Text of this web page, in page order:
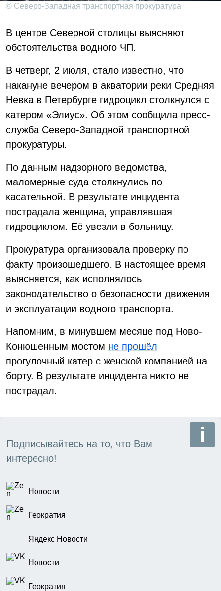
© Северо-Западная транспортная прокуратура
В центре Северной столицы выясняют
обстоятельства водного ЧП.
В четверг, 2 июля, стало известно, что
накануне вечером в акватории реки Средняя
Невка в Петербурге гидроцикл столкнулся с
катером «Элиус». Об этом сообщила пресс-
служба Северо-Западной транспортной
прокуратуры.
По данным надзорного ведомства,
маломерные суда столкнулись по
касательной. В результате инцидента
пострадала женщина, управлявшая
гидроциклом. Её увезли в больницу.
Прокуратура организовала проверку по
факту произошедшего. В настоящее время
выясняется, как исполнялось
законодательство о безопасности движения
и эксплуатации водного транспорта.
Напомним, в минувшем месяце под Ново-
Конюшенным мостом не прошёл
прогулочный катер с женской компанией на
борту. В результате инцидента никто не
пострадал.
Подписывайтесь на то, что Вам
интересно!
Новости
Геократия
Яндекс Новости
Новости
Геократия